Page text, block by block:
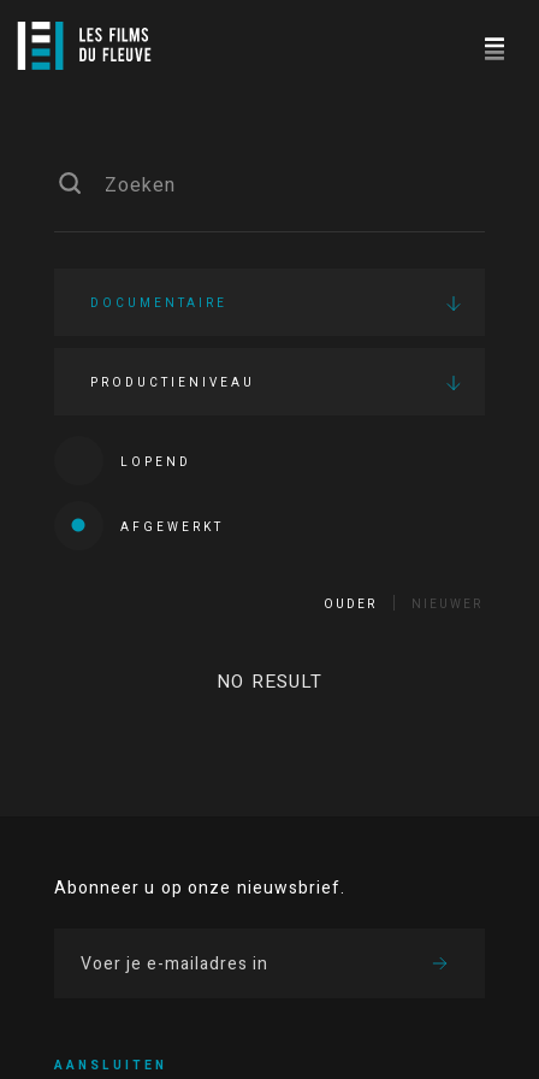
DOCUMENTAIRE
PRODUCTIENIVEAU
LOPEND
AFGEWERKT
OUDER NIEUWER
NO RESULT
Abonneer u op onze nieuwsbrief.
AANSLUITEN